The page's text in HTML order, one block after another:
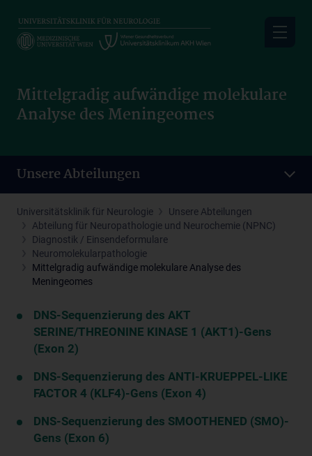
main
Mittelgradig aufwändige molekulare
Analyse des Meningeomes
Unsere Abteilungen
Universitätsklinik für Neurologie
Unsere Abteilungen
Abteilung für Neuropathologie und Neurochemie (NPNC)
Diagnostik / Einsendeformulare
Neuromolekularpathologie
Mittelgradig aufwändige molekulare Analyse des
Meningeomes
DNS-Sequenzierung des AKT
SERINE/THREONINE KINASE 1 (AKT1)-Gens
(Exon 2)
DNS-Sequenzierung des ANTI-KRUEPPEL-LIKE
FACTOR 4 (KLF4)-Gens (Exon 4)
DNS-Sequenzierung des SMOOTHENED (SMO)-
Gens (Exon 6)